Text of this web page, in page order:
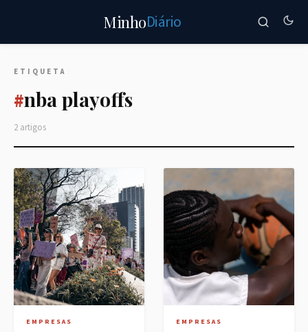
MinhoDiário
ETIQUETA
#nba playoffs
2 artigos
EMPRESAS EMPRESAS